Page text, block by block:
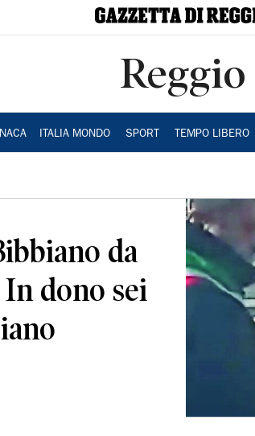
Reggio
ITALIA MONDO SPORT TEMPO LIBERO
da
In dono sei